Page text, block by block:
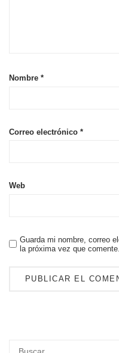
Nombre *
Correo electrónico *
Web
Guarda mi nombre, correo
la próxima vez que comente.